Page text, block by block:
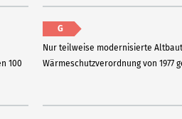
100
G
Nur teilweise modernisierte
Wärmeschutzverordnung von 1977